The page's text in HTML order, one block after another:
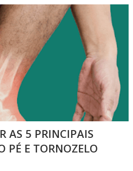
AS 5 PRINCIPAIS
PÉ E TORNOZELO